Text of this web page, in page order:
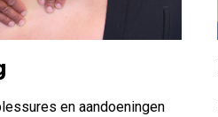
en aandoeningen